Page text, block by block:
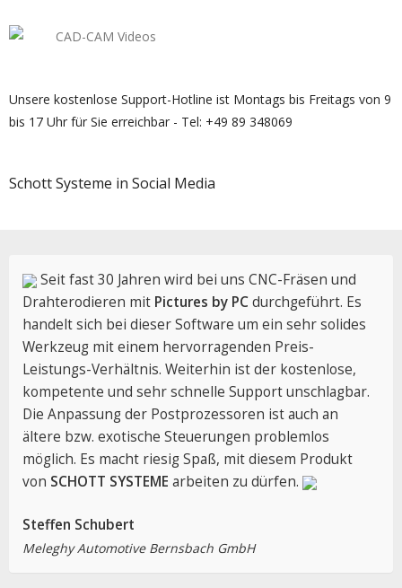
CAD-CAM Videos
Unsere kostenlose Support-Hotline ist Montags bis Freitags von 9
bis 17 Uhr für Sie erreichbar - Tel: +49 89 348069
Schott Systeme in Social Media
Seit fast 30 Jahren wird bei uns CNC-Fräsen und
Drahterodieren mit Pictures by PCdurchgeführt. Es
handelt sich bei dieser Software um ein sehr solides
Werkzeug mit einem hervorragenden Preis-
Leistungs-Verhältnis. Weiterhin ist der kostenlose,
kompetente und sehr schnelle Support unschlagbar.
Die Anpassung der Postprozessoren ist auch an
ältere bzw. exotische Steuerungen problemlos
möglich. Es macht riesig Spaß, mit diesem Produkt
von SCHOTT SYSTEME arbeiten zu dürfen.
Steffen Schubert
Meleghy Automotive Bernsbach GmbH